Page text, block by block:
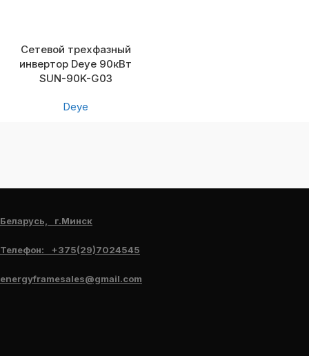
Сетевой трехфазный
инвертор Deye 90кВт
SUN-90K-G03
Deye
Беларусь, г.Минск
Телефон: +375(29)7024545
energyframesales@gmail.com